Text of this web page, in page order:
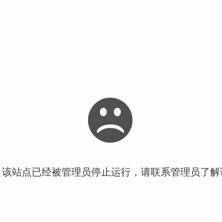
站点已经被管理员停止运行，请联系管理员了